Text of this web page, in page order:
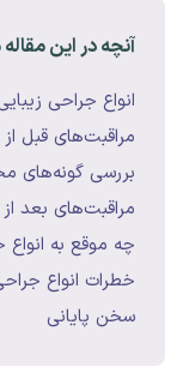
آنچه در این
انواع جراحی
مراقبت‌های قبل
بررسی گونه‌های
مراقبت‌های بعد
چه موقع به انواع
خطرات انواع
سخن پایانی